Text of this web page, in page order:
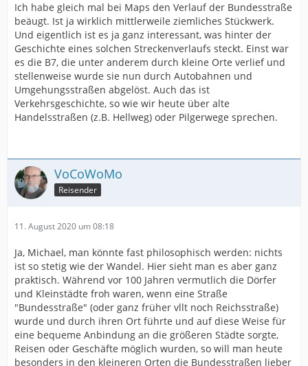
Ich habe gleich mal bei Maps den Verlauf der Bundesstraße
beäugt. Ist ja wirklich mittlerweile ziemliches Stückwerk.
Und eigentlich ist es ja ganz interessant, was hinter der
Geschichte eines solchen Streckenverlaufs steckt. Einst war
es die B7, die unter anderem durch kleine Orte verlief und
stellenweise wurde sie nun durch Autobahnen und
Umgehungsstraßen abgelöst. Auch das ist
Verkehrsgeschichte, so wie wir heute über alte
Handelsstraßen (z.B. Hellweg) oder Pilgerwege sprechen.
VoCoWoMo
Reisender
11. August 2020 um 08:18
Ja, Michael, man könnte fast philosophisch werden: nichts
ist so stetig wie der Wandel. Hier sieht man es aber ganz
praktisch. Während vor 100 Jahren vermutlich die Dörfer
und Kleinstädte froh waren, wenn eine Straße
"Bundesstraße" (oder ganz früher vllt noch Reichsstraße)
wurde und durch ihren Ort führte und auf diese Weise für
eine bequeme Anbindung an die größeren Städte sorgte,
Reisen oder Geschäfte möglich wurden, so will man heute
besonders in den kleineren Orten die Bundesstraßen lieber